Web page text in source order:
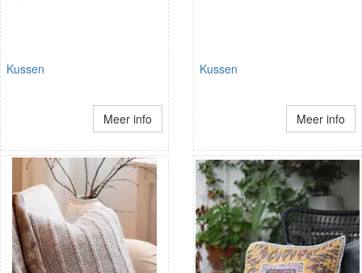
Kussen
Meer info
Kussen
Meer info